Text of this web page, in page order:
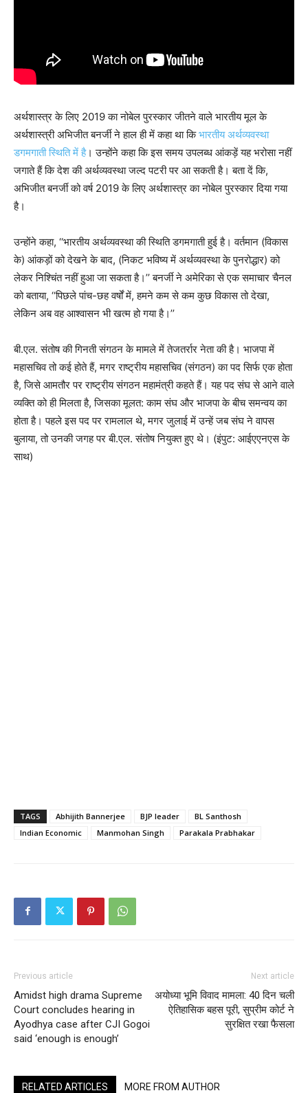
अर्थशास्त्र के लिए 2019 का नोबेल पुरस्कार जीतने वाले भारतीय मूल के
अर्थशास्त्री अभिजीत बनर्जी ने हाल ही में कहा था किभारतीय अर्थव्यवस्था
डगमगाती स्थिति में है। उन्होंने कहा कि इस समय उपलब्ध आंकड़ें यह भरोसा नहीं
जगाते हैं कि देश की अर्थव्यवस्था जल्द पटरी पर आ सकती है। बता दें कि,
अभिजीत बनर्जी को वर्ष 2019 के लिए अर्थशास्त्र का नोबेल पुरस्कार दिया गया
है।
उन्होंने कहा, ‘‘भारतीय अर्थव्यवस्था की स्थिति डगमगाती हुई है। वर्तमान (विकास
के) आंकड़ों को देखने के बाद, (निकट भविष्य में अर्थव्यवस्था के पुनरोद्धार) को
लेकर निश्चिंत नहीं हुआ जा सकता है।’’ बनर्जी ने अमेरिका से एक समाचार चैनल
को बताया, ‘‘पिछले पांच-छह वर्षों में, हमने कम से कम कुछ विकास तो देखा,
लेकिन अब वह आश्वासन भी खत्म हो गया है।’’
बी.एल. संतोष की गिनती संगठन के मामले में तेजतर्रार नेता की है। भाजपा में
महासचिव तो कई होते हैं, मगर राष्ट्रीय महासचिव (संगठन) का पद सिर्फ एक होता
है, जिसे आमतौर पर राष्ट्रीय संगठन महामंत्री कहते हैं। यह पद संघ से आने वाले
व्यक्ति को ही मिलता है, जिसका मूलत: काम संघ और भाजपा के बीच समन्वय का
होता है। पहले इस पद पर रामलाल थे, मगर जुलाई में उन्हें जब संघ ने वापस
बुलाया, तो उनकी जगह पर बी.एल. संतोष नियुक्त हुए थे। (इंपुट: आईएएनएस के
साथ)
TAGS Abhijith Bannerjee BJP leader
BL Santhosh
Indian Economic
Manmohan Singh Parakala Prabhakar
Previous article
Amidst high drama Supreme
Court concludes hearing in
Ayodhya case after CJI Gogoi
said ‘enough is enough’
Next article
अयोध्या भूमि विवाद मामला: 40 दिन चली
ऐतिहासिक बहस पूरी, सुप्रीम कोर्ट ने
सुरक्षित रखा फैसला
RELATED ARTICLES MORE FROM AUTHOR